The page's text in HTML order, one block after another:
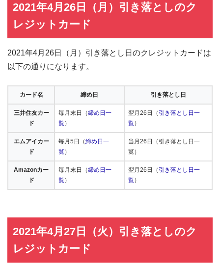
2021年4月26日（月）引き落としのク
レジットカード
2021年4月26日（月）引き落とし日のクレジットカードは
以下の通りになります。
カード名 締め日 引き落とし日
三井住友カー
ド
毎月末日（締め日一
覧）
翌月26日（ 引き落とし日一
覧）
エムアイカー
ド
毎月5日（締め日一
覧）
当月26日（引き落とし日一
覧）
Amazonカー
ド
毎月末日（締め日一
覧）
翌月26日（ 引き落とし日一
覧）
2021年4月27日（火）引き落としのク
レジットカード